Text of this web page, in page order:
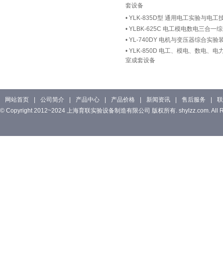
套设备
• YLK-835D型 通用电工实验与电工
• YLBK-625C 电工模电数电三合一
• YL-740DY 电机与变压器综合实验
• YLK-850D 电工、模电、数电、电
室成套设备
网站首页 公司简介 产品中心 产品价格 新闻资讯 售后服务
© Copyright 2012~2024 上海育联实验设备制造有限公司 版权所有. shylzz.com. All